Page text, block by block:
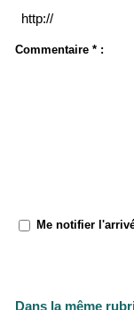
Commentaire * :
Me notifier
Dans la même